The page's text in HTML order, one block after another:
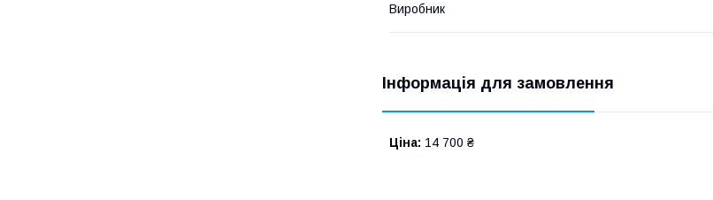
Виробник
Інформація для замовлення
Ціна: 14 700 ₴